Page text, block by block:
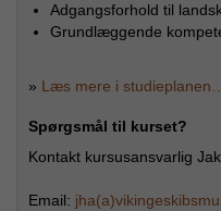
Adgangsforhold til
Grundlæggende
» Læs mere i
Spørgsmål til kurset?
Kontakt kursusansvarlig
Email: